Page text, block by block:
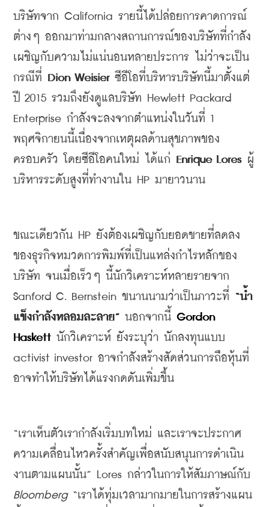
บริษัทจาก California รายนี้ได้ปล่อยการคาดการณ์
ต่างๆ ออกมาท่ามกลางสถานการณ์ของบริษัทที่กำลัง
เผชิญกับความไม่แน่นอนหลายประการ
ไม่ว่าจะเป็น
กรณีที่ Dion Weisier ซีอีโอที่บริหารบริษัทนี้มาตั้งแต่
ปี 2015 รวมถึงยังดูแลบริษัท Hewlett Packard
Enterprise กำลังจะลงจากตำแหน่งในวันที่
พฤศจิกายนนี้เนื่องจากเหตุผลด้านสุขภาพของ
ครอบครัว
โดยซีอีโอคนใหม่ ได้แก่ Enrique Lores ผู้
บริหารระดับสูงที่ทำงานใน HP มายาวนาน
ขณะเดียวกัน HP ยังต้องเผชิญกับยอดขายที่ลดลง
ของธุรกิจหมวดการพิมพ์ที่เป็นแหล่งกำไรหลักของ
บริษัท จนเมื่อเร็วๆ นี้นักวิเคราะห์หลายรายจาก
Sanford C. Bernstein ขนานนามว่าเป็นภาวะที่ “น้ำ
แข็งกำลังหลอมละลาย” นอกจากนี้ Gordon
Haskett นักวิเคราะห์ ยังระบุว่า นักลงทุนแบบ
activist investor อาจกำลังสร้างสัดส่วนการถือหุ้นที่
อาจทำให้บริษัทได้แรงกดดันเพิ่มขึ้น
“เราเห็นตัวเรากำลังเริ่มบทใหม่ และเราจะประกาศ
ความเคลื่อนไหวครั้งสำคัญเพื่อสนับสนุนการดำเนิน
งานตามแผนนั้น” Lores กล่าวในการให้สัมภาษณ์กับ
Bloomberg “เราได้ทุ่มเวลามากมายในการสร้างแผน